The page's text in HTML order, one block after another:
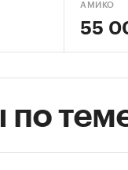
База
АМИКО
55
по